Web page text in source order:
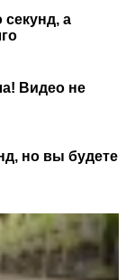
секунд, а
Видео не
но вы будете